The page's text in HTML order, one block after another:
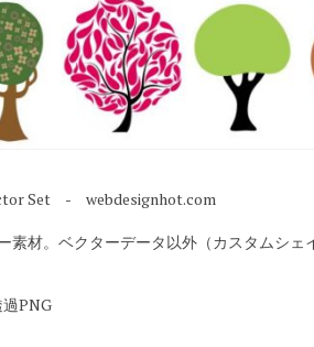
Set - webdesignhot.com
素材。ベクターデータ以外（カスタムシェ
PNG